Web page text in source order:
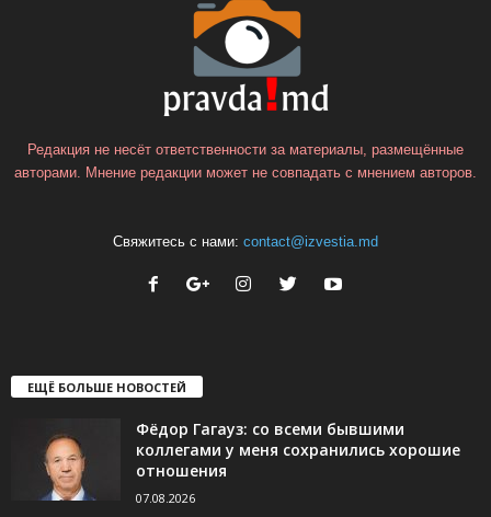
Редакция не несёт ответственности за материалы, размещённые
авторами. Мнение редакции может не совпадать с мнением авторов.
Свяжитесь с нами: contact@izvestia.md
ЕЩЁ БОЛЬШЕ НОВОСТЕЙ
Фёдор Гагауз: со всеми бывшими
коллегами у меня сохранились хорошие
отношения
07.08.2026